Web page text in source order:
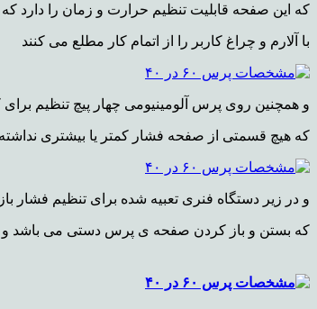
که این صفحه قابلیت تنظیم حرارت و زمان را دارد که
با آلارم و چراغ کاربر را از اتمام کار مطلع می کنند
و همچنین روی پرس آلومینیومی چهار پیچ تنظیم
که هیچ قسمتی از صفحه فشار کمتر یا بیشتری
و در زیر دستگاه فنری تعبیه شده برای تنظیم
که بستن و باز کردن صفحه ی پرس دستی می باشد و